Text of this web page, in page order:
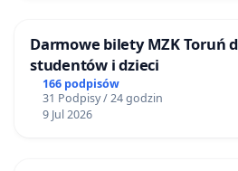
Darmowe bilety MZK Toruń
studentów i dzieci
166 podpisów
31 Podpisy / 24 godzin
9 Jul 2026